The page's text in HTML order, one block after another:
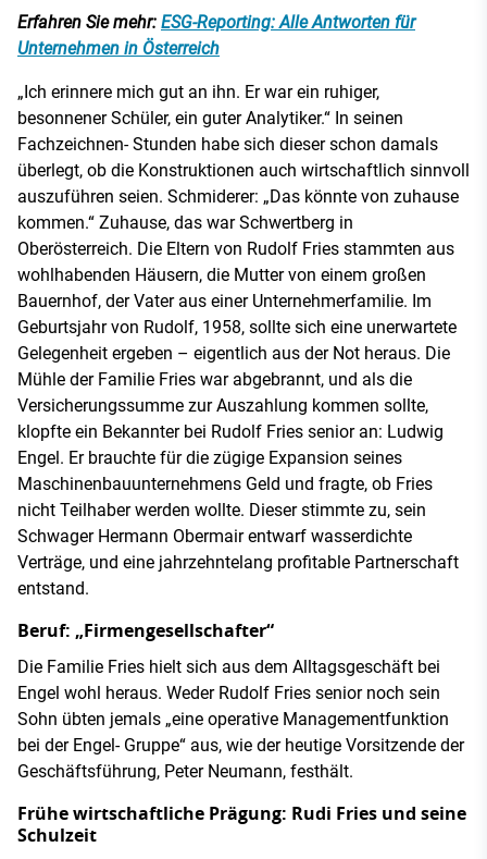
Erfahren Sie mehr: ESG-Reporting: Alle Antworten für
Unternehmen in Österreich
„Ich erinnere mich gut an ihn. Er war ein ruhiger,
besonnener Schüler, ein guter Analytiker.“ In seinen
Fachzeichnen- Stunden habe sich dieser schon damals
überlegt, ob die Konstruktionen auch wirtschaftlich sinnvoll
auszuführen seien. Schmiderer: „Das könnte von zuhause
kommen.“ Zuhause, das war Schwertberg in
Oberösterreich. Die Eltern von Rudolf Fries stammten aus
wohlhabenden Häusern, die Mutter von einem großen
Bauernhof, der Vater aus einer Unternehmerfamilie. Im
Geburtsjahr von Rudolf, 1958, sollte sich eine unerwartete
Gelegenheit ergeben – eigentlich aus der Not heraus. Die
Mühle der Familie Fries war abgebrannt, und als die
Versicherungssumme zur Auszahlung kommen sollte,
klopfte ein Bekannter bei Rudolf Fries senior an: Ludwig
Engel. Er brauchte für die zügige Expansion seines
Maschinenbauunternehmens Geld und fragte, ob Fries
nicht Teilhaber werden wollte. Dieser stimmte zu, sein
Schwager Hermann Obermair entwarf wasserdichte
Verträge, und eine jahrzehntelang profitable Partnerschaft
entstand.
Beruf: „Firmengesellschafter“
Die Familie Fries hielt sich aus dem Alltagsgeschäft bei
Engel wohl heraus. Weder Rudolf Fries senior noch sein
Sohn übten jemals „eine operative Managementfunktion
bei der Engel- Gruppe“ aus, wie der heutige Vorsitzende der
Geschäftsführung, Peter Neumann, festhält.
Frühe wirtschaftliche Prägung: Rudi Fries und seine
Schulzeit